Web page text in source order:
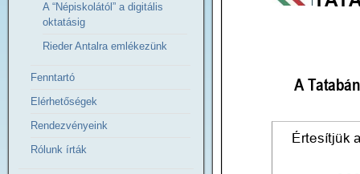
A “Népiskolától” a digitális
oktatásig
Rieder Antalra emlékezünk
Fenntartó
Elérhetőségek
Rendezvényeink
Rólunk írták